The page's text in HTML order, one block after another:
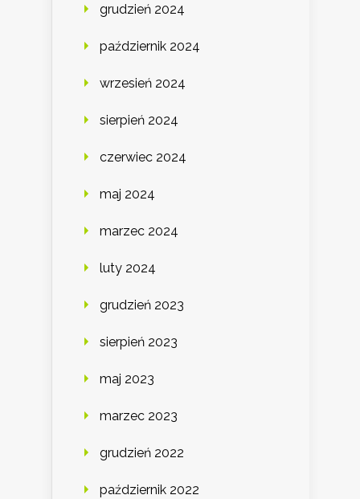
grudzień 2024
październik 2024
wrzesień 2024
sierpień 2024
czerwiec 2024
maj 2024
marzec 2024
luty 2024
grudzień 2023
sierpień 2023
maj 2023
marzec 2023
grudzień 2022
październik 2022